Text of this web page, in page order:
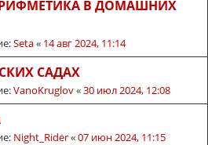
В ДОМАШНИХ
Seta« 14 авг 2024, 11:14
САДАХ
VanoKruglov«30 июл 2024, 12:08
Night_Rider«07 июн 2024, 11:15